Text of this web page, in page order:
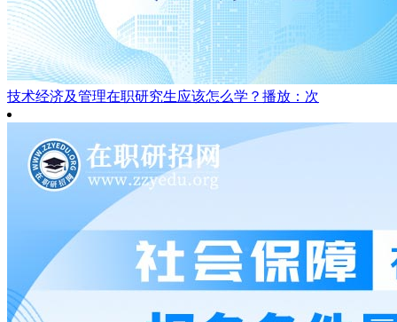
技术经济及管理在职研究生应该怎么学？ 播放：次